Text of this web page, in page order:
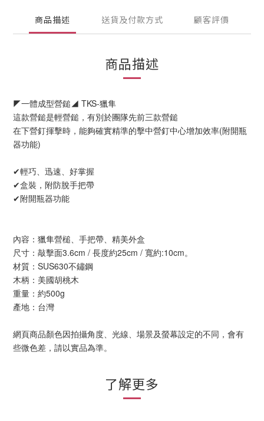
商品描述 送貨及付款方式 顧客評價
商品描述
◤一體成型營鎚◢ TKS-獵隼
這款營鎚是輕營鎚，有別於團隊先前三款營鎚
在下營釘揮擊時，能夠確實精準的擊中營釘中心增加效率(附開瓶
器功能)
✔輕巧、迅速、好掌握
✔盒裝，附防脫手把帶
✔附開瓶器功能
內容：獵隼營槌、手把帶、精美外盒
尺寸：敲擊面3.6cm / 長度約25cm / 寬約:10cm。
材質：SUS630不鏽鋼
木柄：美國胡桃木
重量：約500g
產地：台灣
網頁商品顏色因拍攝角度、光線、場景及螢幕設定的不同，會有
些微色差，請以實品為準。
了解更多